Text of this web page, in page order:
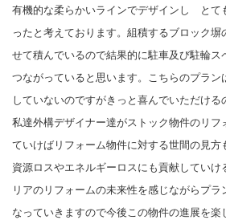
有機的な柔らかいラインでデザインし とて
ったと考えております。組積するブロック塀
せて積んでいるので結果的に駐車及び駐輪ス
つながっていると思います。こちらのプラン
していないのですがきっと喜んでいただける
私達外構デザイナー達がストック物件のリフ
ていけばリフォーム物件に対する世間の見
資源ロスやエネルギーロスにも貢献していけ
リアのリフォームの未来性を感じながらプラ
なっていきますので今後この物件の進展を楽